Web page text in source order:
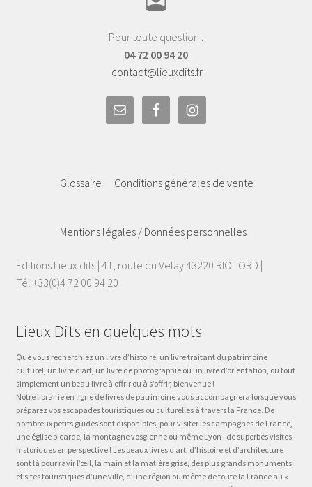
Pour toute question :
04 72 00 94 20
contact@lieuxdits.fr
Glossaire Conditions générales de vente
Mentions légales / Données personnelles
Éditions Lieux dits | 41, route du Velay 43220 RIOTORD |
Tél +33(0)4 72 00 94 20
Lieux Dits en quelques mots
Que vous recherchiez un livre d’histoire, un livre traitant du patrimoine
culturel, un livre d’art, un livre de photographie ou un livre d’orientation, ou tout
simplement un beau livre à offrir ou à s’offrir, bienvenue !
Notre librairie en ligne de livres de patrimoine vous accompagnera lorsque vous
préparez vos escapades touristiques ou culturelles à travers la France. De
nombreux petits guides sont disponibles, pour visiter les campagnes de France,
une église picarde, la montagne vosgienne ou même Lyon : de superbes visites
historiques en perspective ! Les beaux livres d’art, d’histoire et d’architecture
sont là pour ravir l’œil, la main et la matière grise, des plus grands monuments
et sites touristiques d’une ville, d’une région ou même de toute la France au «